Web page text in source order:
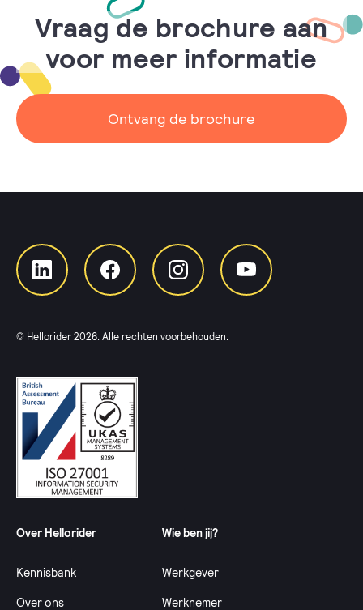
Vraag de brochure aan
voor meer informatie
Ontvang de brochure
© Hellorider 2026 . Alle rechten voorbehouden.
Over Hellorider
Kennisbank
Over ons
Wie ben jij?
Werkgever
Werknemer